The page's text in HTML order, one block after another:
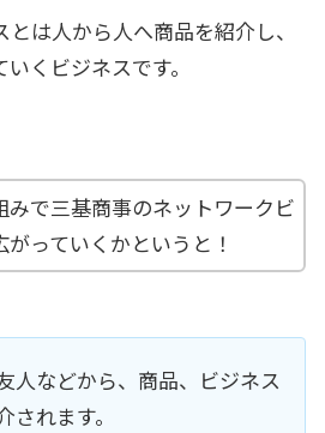
は人から人へ商品を紹介し、
くビジネスです。
みで三基商事のネットワークビ
がっていくかというと！
人などから、商品、ビジネス
されます。